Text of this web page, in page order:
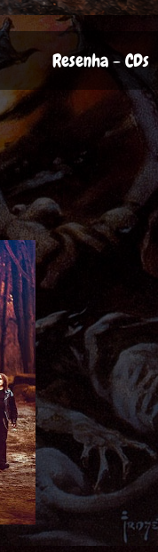
Resenha - CDs